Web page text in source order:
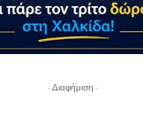
- Διαφήμιση -